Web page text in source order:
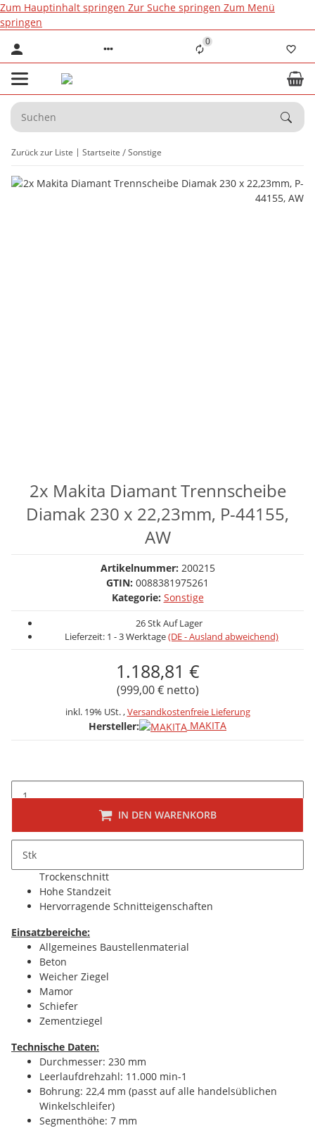
Zum Hauptinhalt springen Zur Suche springen Zum Menü
springen
0
Zurück zur Liste Startseite Sonstige
2x Makita Diamant Trennscheibe
Diamak 230 x 22,23mm, P-44155,
AW
Artikelnummer: 200215
GTIN: 0088381975261
Kategorie: Sonstige
26 Stk Auf Lager
Lieferzeit: 1 - 3 Werktage(DE - Ausland abweichend)
1.188,81 €
(999,00 € netto)
inkl. 19% USt. ,Versandkostenfreie Lieferung
Hersteller: MAKITA
Stk
IN DEN WARENKORB
Trockenschnitt
Hohe Standzeit
Hervorragende Schnitteigenschaften
Einsatzbereiche:
Allgemeines Baustellenmaterial
Beton
Weicher Ziegel
Mamor
Schiefer
Zementziegel
Technische Daten:
Durchmesser: 230 mm
Leerlaufdrehzahl: 11.000 min-1
Bohrung: 22,4 mm (passt auf alle handelsüblichen
Winkelschleifer)
Segmenthöhe: 7 mm